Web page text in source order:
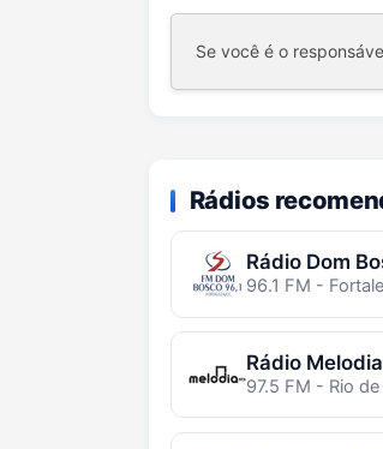
Se você é o
Rádios
Rádio Dom
96.1 FM -
Rádio Melodia
97.5 FM - Rio